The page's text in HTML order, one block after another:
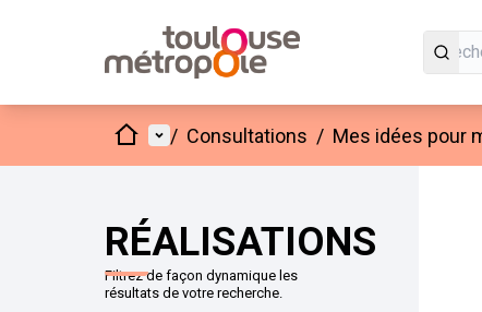
AccueilMenu principal
/ Consultations / Mes idées pour
RÉALISATIONS
Filtrez de façon dynamique les
résultats de votre recherche.